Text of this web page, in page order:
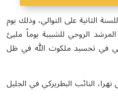
الثانية على التوالي، وذلك يوم
الروحي للشبيبة يوماً مليئ
في تجسيد ملكوت الله في ظل
نهرا، النائب البطريركي في الجليل